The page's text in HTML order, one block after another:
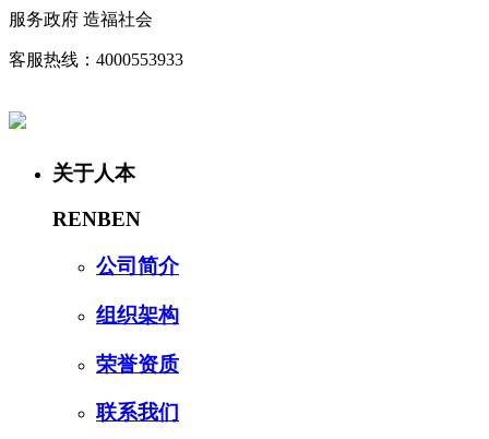
服务政府 造福社会
客服热线：4000553933
关于人本
RENBEN
公司简介
组织架构
荣誉资质
联系我们